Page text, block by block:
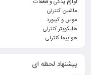
لوازم یدکی و قطعات
ماشین کنترلی
موس و کیبورد
هلیکوپتر کنترلی
هواپیما کنترلی
پیشنهاد لحظه ای